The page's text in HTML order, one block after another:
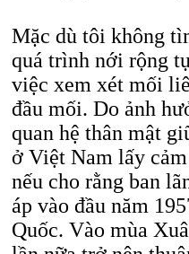
Mặc dù tôi không
quá trình nới rộng
việc xem xét mối
đầu mối. Do ảnh
quan hệ thân mật
ở Việt Nam lấy
nếu cho rằng ban
áp vào đầu năm
Quốc. Vào mùa